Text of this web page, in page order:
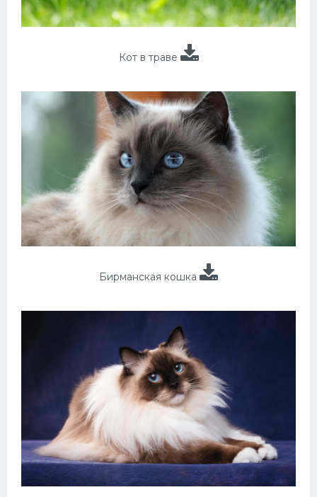
Кот в траве
Бирманская кошка